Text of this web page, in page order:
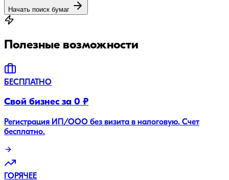
Начать поиск бумаг
Полезные возможности
БЕСПЛАТНО
Свой бизнес за 0 ₽
Регистрация ИП/ООО без визита в налоговую. Счет
бесплатно.
ГОРЯЧЕЕ